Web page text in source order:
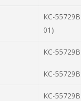
КС-
01)
КС-
КС-
КС-